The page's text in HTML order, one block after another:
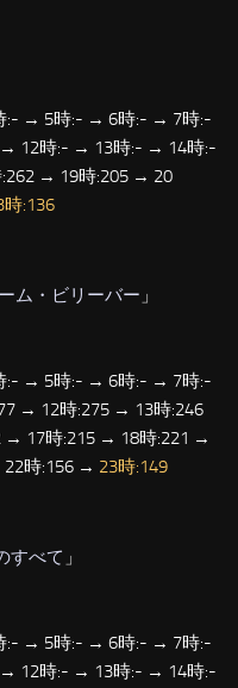
→ 5時:- → 6時:- → 7時:-
12時:- → 13時:- → 14時:-
→ 19時:205 → 20
時:136
ム・ビリーバー 」
→ 5時:- → 6時:- → 7時:-
→ 12時:275 → 13時:246
→ 17時:215 → 18時:221 →
時:156 → 23時:149
すべて 」
→ 5時:- → 6時:- → 7時:-
12時:- → 13時:- → 14時:-